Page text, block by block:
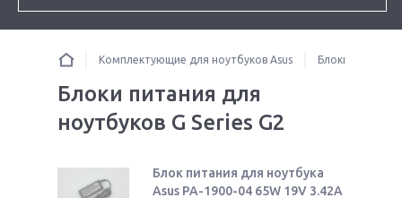
Комплектующие для ноутбуков Asus Блоки питания
Блоки питания для
ноутбуков G Series G2
Блок питания для ноутбука
Asus PA-1900-04 65W 19V 3.42A